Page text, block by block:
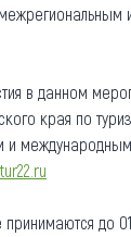
в данном
края по
и
до 01